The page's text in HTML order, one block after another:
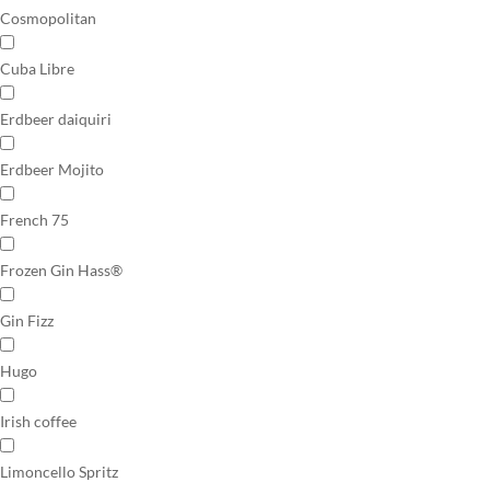
Cosmopolitan
Cuba Libre
Erdbeer daiquiri
Erdbeer Mojito
French 75
Frozen Gin Hass®
Gin Fizz
Hugo
Irish coffee
Limoncello Spritz